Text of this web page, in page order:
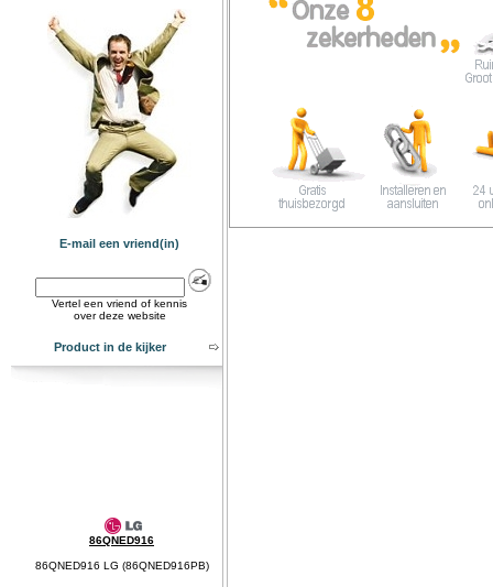
E-mail een vriend(in)
Vertel een vriend of kennis
over deze website
Product in de kijker
86QNED916
86QNED916 LG (86QNED916PB)